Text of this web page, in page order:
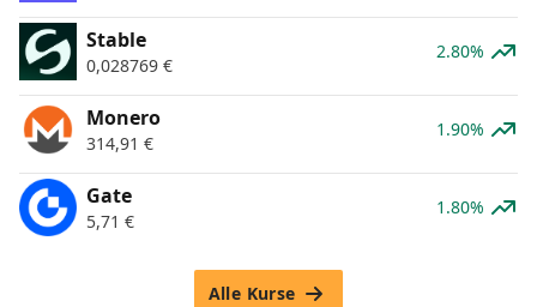
​​Stable
0,028769 €
2.80%
Monero
314,91 €
1.90%
Gate
5,71 €
1.80%
Alle Kurse